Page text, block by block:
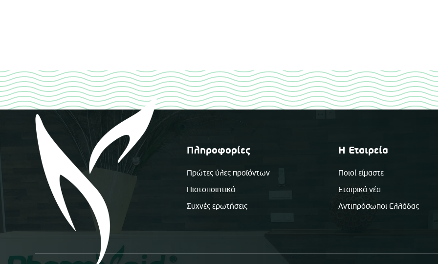
Πληροφορίες
Πρώτες ύλες προϊόντων
Πιστοποιητικά
Συχνές ερωτήσεις
Η Εταιρεία
Ποιοί είμαστε
Εταιρικά νέα
Αντιπρόσωποι Ελλάδας